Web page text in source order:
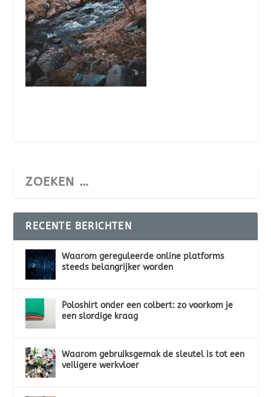
RECENTE BERICHTEN
Waarom gereguleerde online platforms
steeds belangrijker worden
Poloshirt onder een colbert: zo voorkom je
een slordige kraag
Waarom gebruiksgemak de sleutel is tot een
veiligere werkvloer